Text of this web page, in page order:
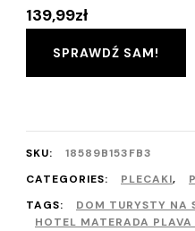
139,99zł
SPRAWDŹ SAM!
SKU:
18589B153FB3
CATEGORIES:
PLECAKI,
TAGS:
DOM TURYSTY NA
HOTEL MATERADA